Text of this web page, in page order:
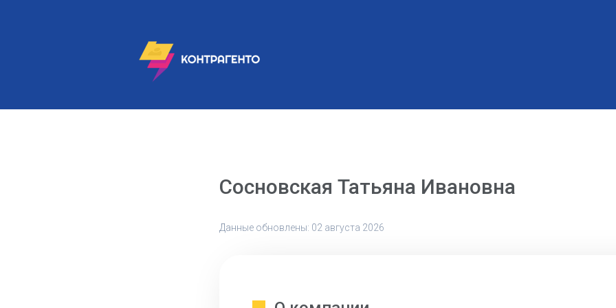
Сосновская Татьяна Ивановна
Данные обновлены: 02 августа 2026